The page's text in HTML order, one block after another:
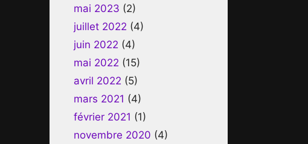
mai 2023 (2)
juillet 2022 (4)
juin 2022 (4)
mai 2022 (15)
avril 2022 (5)
mars 2021 (4)
février 2021 (1)
novembre 2020 (4)